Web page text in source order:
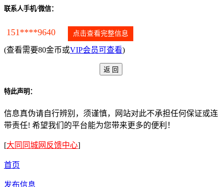
联系人手机/微信：
151****9640 点击查看完整信息
(查看需要80金币或VIP会员可查看)
特此声明：
信息真伪请自行辨别，须谨慎，网站对此不承担任何保证或连
带责任! 希望我们的平台能为您带来更多的便利！
[大同同城网反馈中心]
首页
发布信息